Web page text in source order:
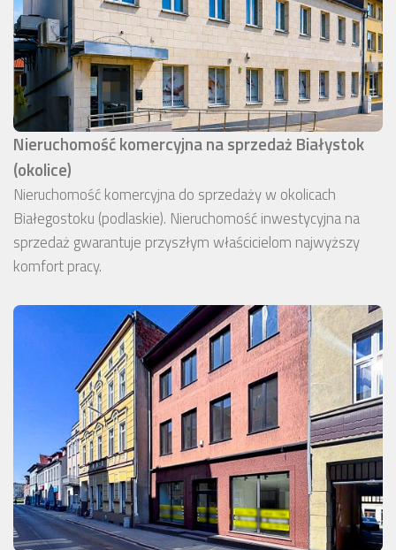
Nieruchomość komercyjna na sprzedaż Białystok
(okolice)
Nieruchomość komercyjna do sprzedaży w okolicach
Białegostoku (podlaskie). Nieruchomość inwestycyjna na
sprzedaż gwarantuje przyszłym właścicielom najwyższy
komfort pracy.